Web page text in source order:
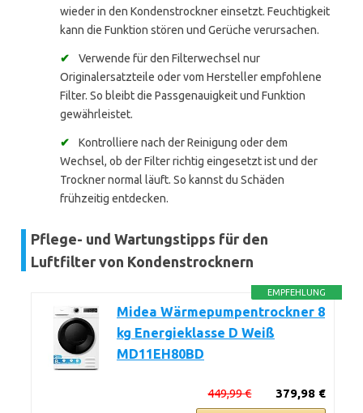
wieder in den Kondenstrockner einsetzt. Feuchtigkeit
kann die Funktion stören und Gerüche verursachen.
✔
Verwende für den Filterwechsel nur
Originalersatzteile oder vom Hersteller empfohlene
Filter. So bleibt die Passgenauigkeit und Funktion
gewährleistet.
✔
Kontrolliere nach der Reinigung oder dem
Wechsel, ob der Filter richtig eingesetzt ist und der
Trockner normal läuft. So kannst du Schäden
frühzeitig entdecken.
Pflege- und Wartungstipps für den
Luftfilter von Kondenstrocknern
EMPFEHLUNG
Midea Wärmepumpentrockner 8
kg Energieklasse D Weiß
MD11EH80BD
379,98 €
449,99 €